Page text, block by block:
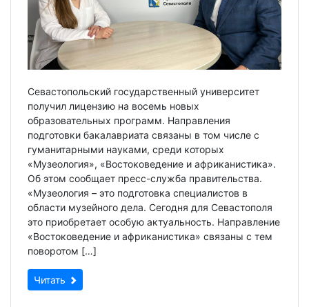
Севастопольский государственный университет
получил лицензию на восемь новых
образовательных программ. Направления
подготовки бакалавриата связаны в том числе с
гуманитарными науками, среди которых
«Музеология», «Востоковедение и африканистика».
Об этом сообщает пресс-служба правительства.
«Музеология – это подготовка специалистов в
области музейного дела. Сегодня для Севастополя
это приобретает особую актуальность. Направление
«Востоковедение и африканистика» связаны с тем
поворотом […]
Читать